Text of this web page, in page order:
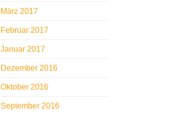
März 2017
Februar 2017
Januar 2017
Dezember 2016
Oktober 2016
September 2016